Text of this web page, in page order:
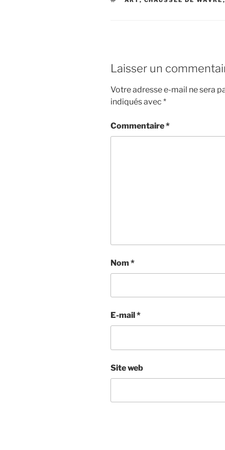
Laisser un
Votre adresse e-mail ne sera
indiqués avec *
Commentaire*
Nom *
E-mail *
Site web